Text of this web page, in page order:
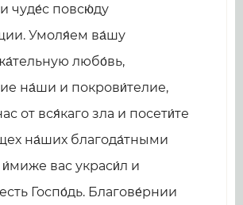
чуде́с повсю́ду
Умоля́ем ва́шу
любо́вь,
на́ши и покрови́телие,
от вся́каго зла и посети́те
на́ших благода́тными
вас украси́л и
Госпо́дь. Благове́рнии